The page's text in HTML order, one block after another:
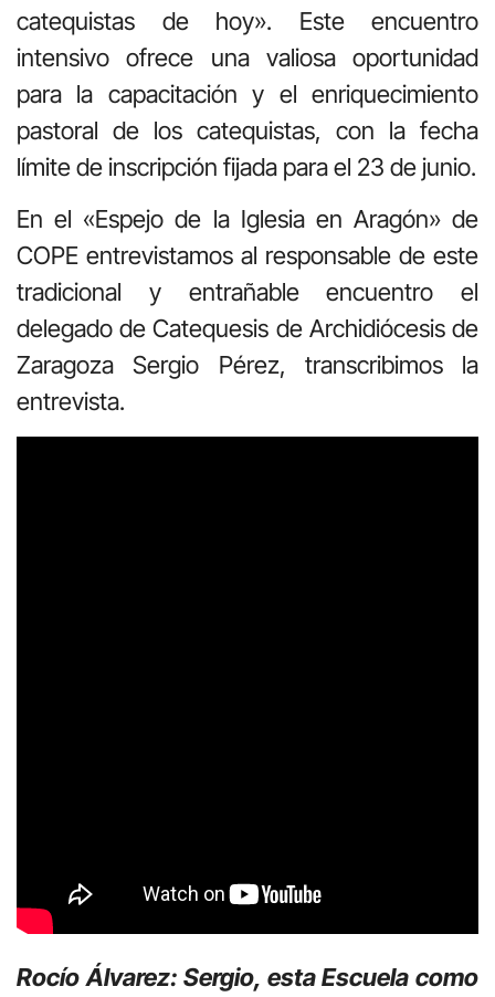
catequistas de hoy». Este encuentro
intensivo ofrece una valiosa oportunidad
para la capacitación y el enriquecimiento
pastoral de los catequistas, con la fecha
límite de inscripción fijada para el 23 de junio.
En el «Espejo de la Iglesia en Aragón» de
COPE entrevistamos al responsable de este
tradicional y entrañable encuentro el
delegado de Catequesis de Archidiócesis de
Zaragoza Sergio Pérez, transcribimos la
entrevista.
Rocío Álvarez: Sergio, esta Escuela como